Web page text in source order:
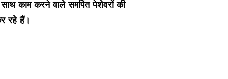
काम करने वाले समर्पित पेशेवरों की
रहे हैं।